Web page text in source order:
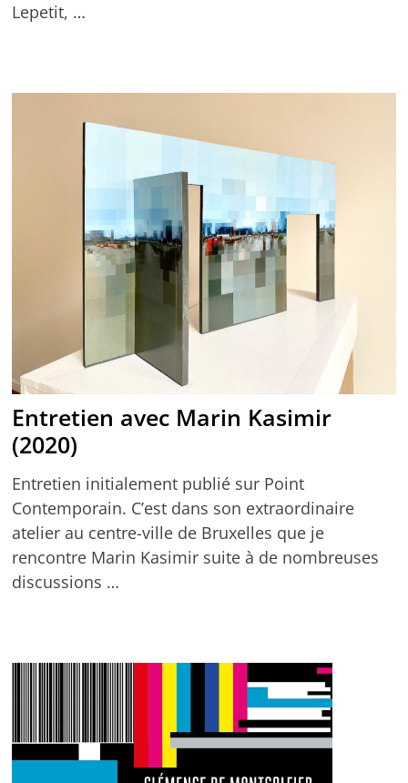
Lepetit, …
Entretien avec Marin Kasimir
(2020)
Entretien initialement publié sur Point
Contemporain. C’est dans son extraordinaire
atelier au centre-ville de Bruxelles que je
rencontre Marin Kasimir suite à de nombreuses
discussions …